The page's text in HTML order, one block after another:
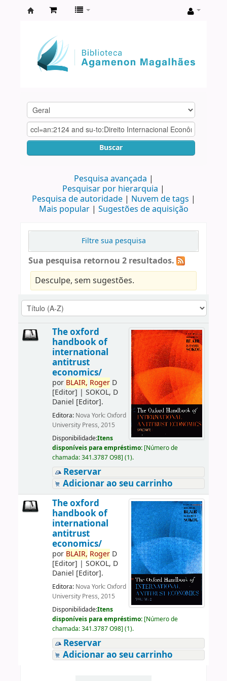
Agamenon
Magalhães
Buscar
Pesquisa avançada
Pesquisar por hierarquia
Pesquisa de autoridade
Nuvem de tags
Mais popular
Sugestões de aquisição
Filtre sua pesquisa
Sua pesquisa retornou 2 resultados.
Desculpe, sem sugestões.
The oxford
handbook of
international
antitrust
economics/
por BLAIR, RogerD
[Editor] | SOKOL, D
Daniel [Editor].
Editora: Nova York: Oxford
University Press, 2015
Disponibilidade:Itens
disponíveis para empréstimo: [Número de
chamada:341.3787 O98] (1).
Reservar
Adicionar ao seu carrinho
The oxford
handbook of
international
antitrust
economics/
por BLAIR, RogerD
[Editor] | SOKOL, D
Daniel [Editor].
Editora: Nova York: Oxford
University Press, 2015
Disponibilidade:Itens
disponíveis para empréstimo: [Número de
chamada:341.3787 O98] (1).
Reservar
Adicionar ao seu carrinho